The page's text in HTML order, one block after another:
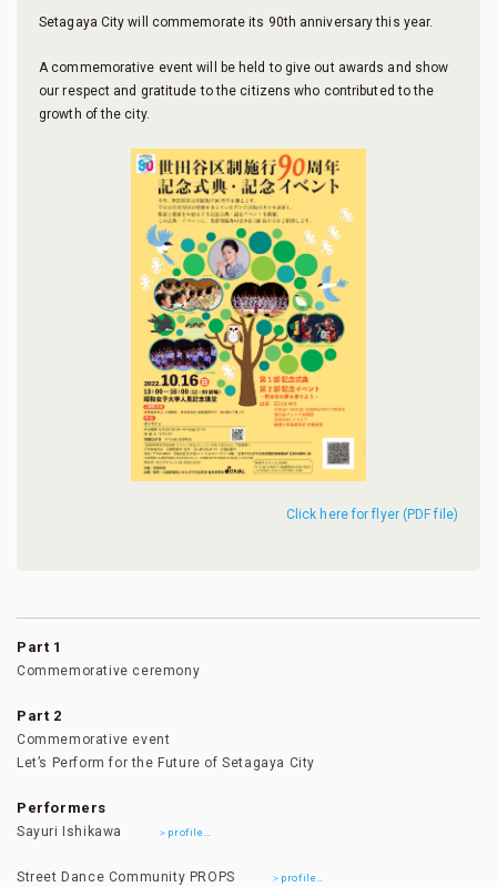
Setagaya City will commemorate its 90th anniversary this year.
A commemorative event will be held to give out awards and show
our respect and gratitude to the citizens who contributed to the
growth of the city.
Click here for flyer (PDF file)
Part 1
Commemorative ceremony
Part 2
Commemorative event
Let’s Perform for the Future of Setagaya City
Performers
Sayuri Ishikawa ＞profile…
Street Dance Community PROPS ＞profile…